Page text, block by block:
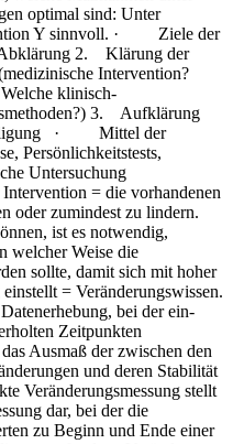
optimal sind: Unter
Y sinnvoll. · Ziele der
2. Klärung der
Intervention?
klinisch-
3. Aufklärung
· Mittel der
Persönlichkeitstests,
Untersuchung
= die vorhandenen
oder zumindest zu lindern.
ist es notwendig,
welcher Weise die
sollte, damit sich mit hoher
= Veränderungswissen.
bei der ein-
Zeitpunkten
Ausmaß der zwischen den
und deren Stabilität
Veränderungsmessung stellt
dar, bei der die
zu Beginn und Ende einer